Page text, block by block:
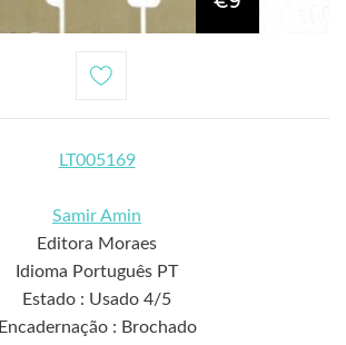
LT005169
Samir Amin
Editora Moraes
Idioma Português PT
Estado : Usado 4/5
Encadernação : Brochado